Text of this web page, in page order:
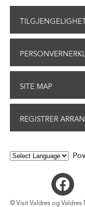
SITE MAP
REGISTRER
© Visit Valdres og Valdres